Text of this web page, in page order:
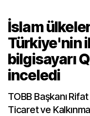
İslam
Türkiye'nin
bilgisayarı
inceledi
TOBB Başkanı
Ticaret ve